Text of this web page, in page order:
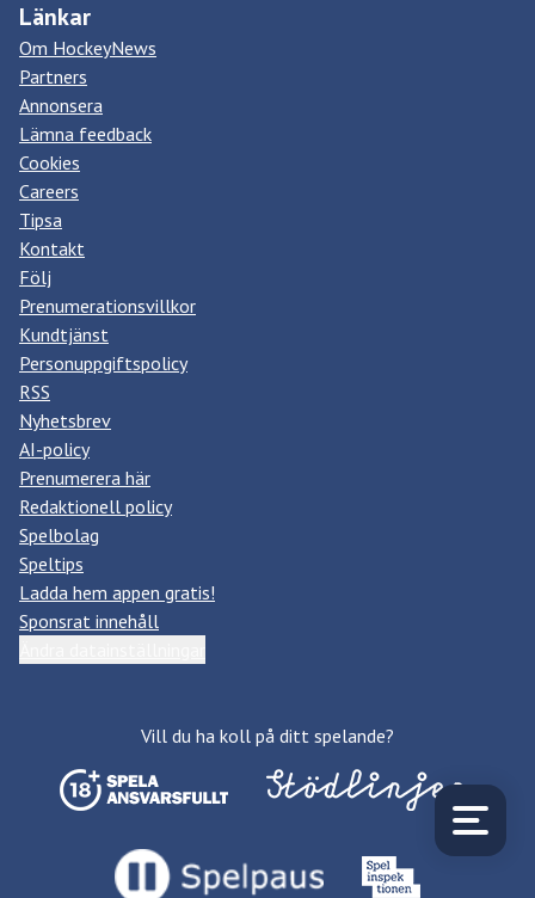
Länkar
Om HockeyNews
Partners
Annonsera
Lämna feedback
Cookies
Careers
Tipsa
Kontakt
Följ
Prenumerationsvillkor
Kundtjänst
Personuppgiftspolicy
RSS
Nyhetsbrev
AI-policy
Prenumerera här
Redaktionell policy
Spelbolag
Speltips
Ladda hem appen gratis!
Sponsrat innehåll
Vill du ha koll på ditt spelande?